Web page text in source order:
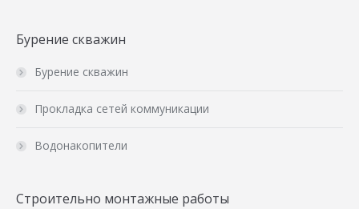
Бурение скважин
Бурение скважин
Прокладка сетей коммуникации
Водонакопители
Строительно монтажные работы